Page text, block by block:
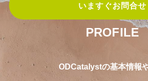
いますぐお問合せ
PROFILE
ODCatalystの基本情報